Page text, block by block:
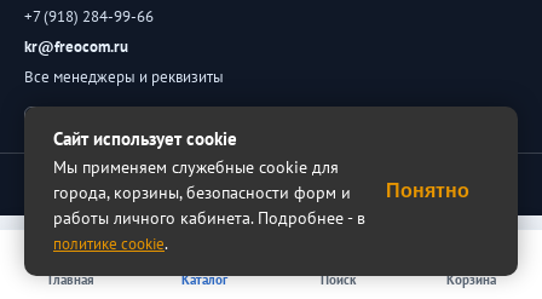
Главная Каталог Поиск Корзина
+7 (918) 284-99-66
kr@freocom.ru
Все менеджеры и реквизиты
Обратная связь
© 2026 ФРЕОКОМ. Все права защищены.
Сайт использует cookie
Мы применяем служебные cookie для
города, корзины, безопасности форм и
работы личного кабинета. Подробнее - в
политике cookie.
Понятно